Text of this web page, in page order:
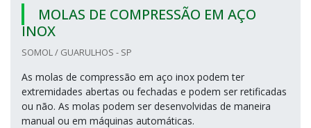
MOLAS DE COMPRESSÃO EM AÇO
INOX
SOMOL / GUARULHOS - SP
As molas de compressão em aço inox podem ter
extremidades abertas ou fechadas e podem ser retificadas
ou não. As molas podem ser desenvolvidas de maneira
manual ou em máquinas automáticas.